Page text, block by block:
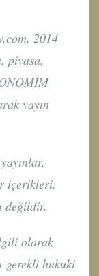
2014
piyasa,
yayın
içerikleri,
değildir.
olarak
gerekli hukuki